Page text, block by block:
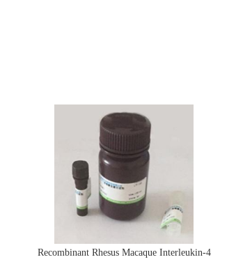
Recombinant Rhesus Macaque Interleukin-4